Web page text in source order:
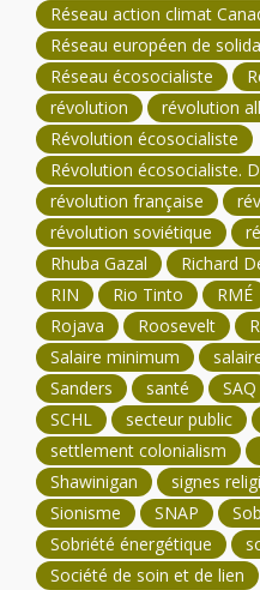
Réseau action climat
Réseau européen de
Réseau écosocialiste
révolution
révolution
Révolution écosocialiste
Révolution écosocialiste.
révolution française
révolution soviétique
Rhuba Gazal
Richard
RIN
Rio Tinto RMÉ
Rojava
Roosevelt
Salaire minimum
Sanders
santé SAQ
SCHL
secteur public
settlement colonialism
Shawinigan
signes
Sionisme
SNAP
Sobriété énergétique
Société de soin et de lien